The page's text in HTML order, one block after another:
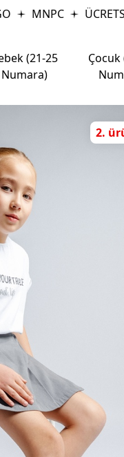
MNPC
(21-25
Numara)
Çocuk
2.